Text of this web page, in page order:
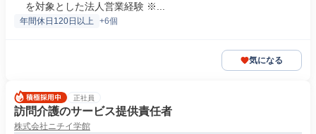
を対象とした法人営業経験 ※...
年間休日120日以上 +6個
気になる
正社員
訪問介護のサービス提供責任者
株式会社ニチイ学館